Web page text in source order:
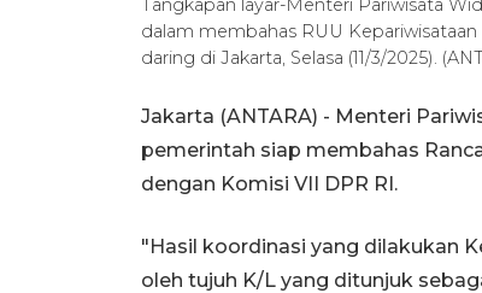
Tangkapan layar-Menteri Pariwisata
dalam membahas RUU
daring di Jakarta, Selasa (11/3/2025).
Jakarta (ANTARA) - Menteri
pemerintah siap membahas
dengan Komisi VII DPR RI.
"Hasil koordinasi yang dilakukan
oleh tujuh K/L yang ditunjuk